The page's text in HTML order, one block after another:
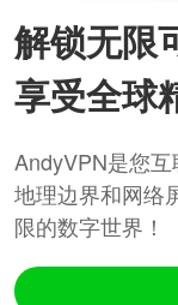
解锁无限
享受全球
AndyVPN是您
地理边界和网络
限的数字世界！